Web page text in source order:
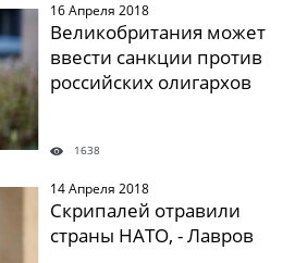
16 Апреля 2018
Великобритания может
ввести санкции против
российских олигархов
1638
14 Апреля 2018
Скрипалей отравили
страны НАТО, - Лавров